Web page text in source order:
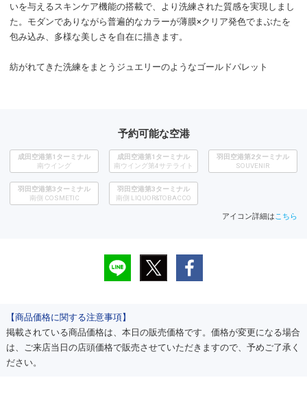
いを与えるスキンケア機能の搭載で、より洗練された質感を実現しまし
た。モダンでありながら普遍的なカラーが薄膜×クリア発色でまぶたを
包み込み、多様な美しさを自在に描きます。
紡がれてきた洗練をまとうジュエリーのようなゴールドパレット
予約可能な空港
成田空港第1ターミナル
南ウイング
成田空港第1ターミナル
南ウイング第4サテライト
羽田空港第2ターミナル
SOUVENIR
羽田空港第3ターミナル
南側 COSMETIC
羽田空港第3ターミナル
南側 LIQUOR&TOBACCO
アイコン詳細はこちら
【商品価格に関する注意事項】
掲載されている商品価格は、本日の販売価格です。価格が変更になる場合
は、ご来店当日の店頭価格で販売させていただきますので、予めご了承く
ださい。